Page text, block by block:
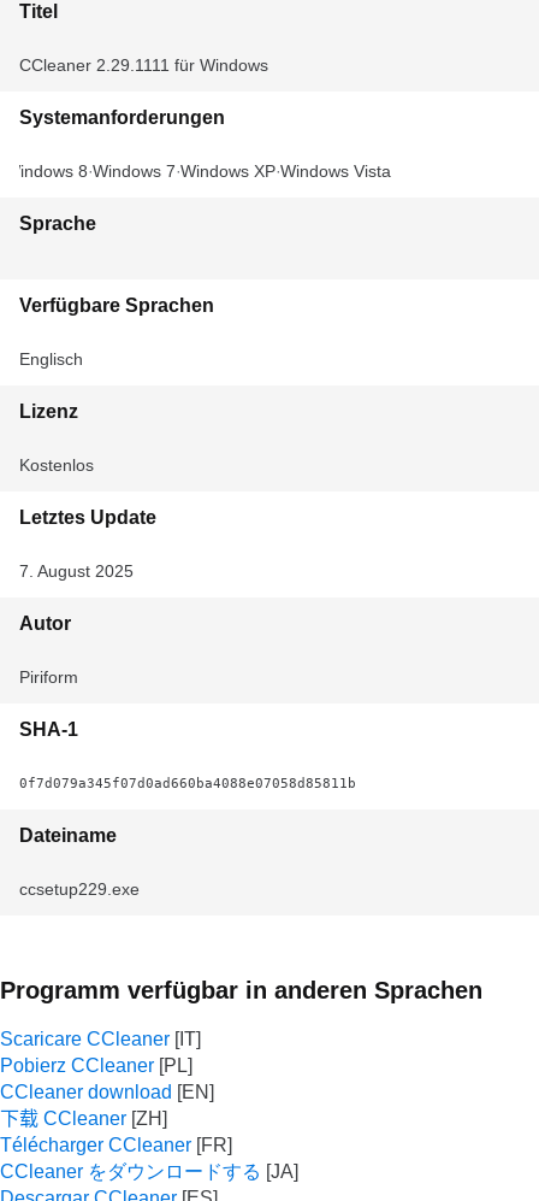
Titel
CCleaner 2.29.1111 für Windows
Systemanforderungen
Windows 8 Windows 7 Windows XP Windows Vista
Sprache
Verfügbare Sprachen
Englisch
Lizenz
Kostenlos
Letztes Update
7. August 2025
Autor
Piriform
SHA-1
0f7d079a345f07d0ad660ba4088e07058d85811b
Dateiname
ccsetup229.exe
Programm verfügbar in anderen Sprachen
Scaricare CCleaner
Pobierz CCleaner
CCleaner download
下载 CCleaner
Télécharger CCleaner
CCleaner をダウンロードする